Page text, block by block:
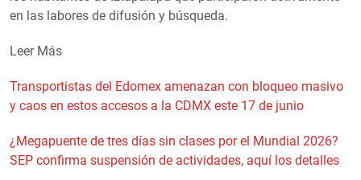
en las labores de difusión y búsqueda.
Leer Más
Transportistas del Edomex amenazan con bloqueo masivo
y caos en estos accesos a la CDMX este 17 de junio
¿Megapuente de tres días sin clases por el Mundial 2026?
SEP confirma suspensión de actividades, aquí los detalles